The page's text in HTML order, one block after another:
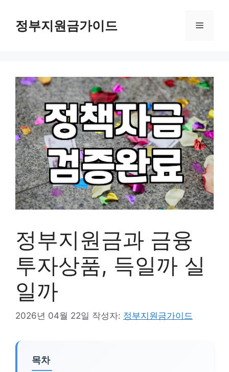
정부지원금가이드 메
정부지원금과 금융
투자상품, 득일까 실
일까
2026년 04월 22일 작성자: 정부지원금가이드
목차